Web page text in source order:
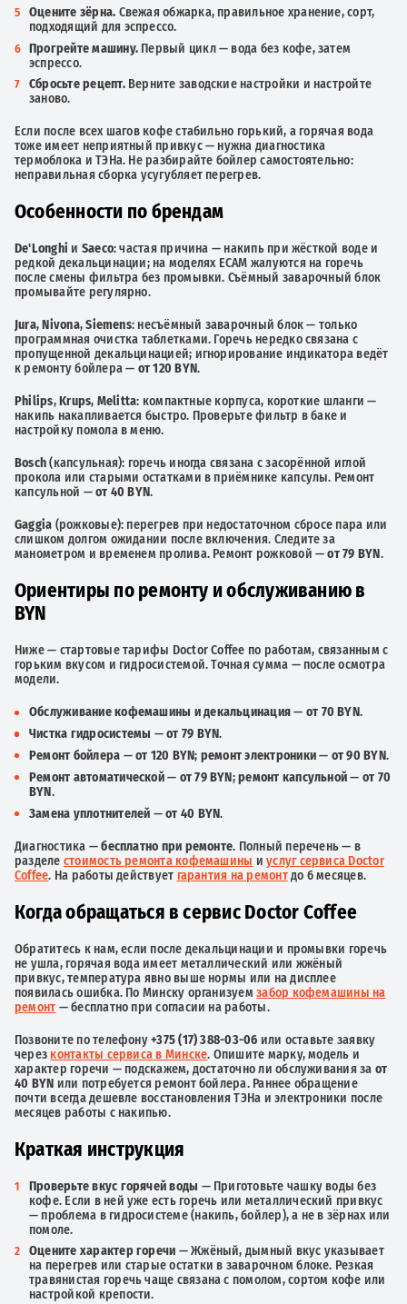
Оцените зёрна. Свежая обжарка, правильное хранение, сорт,
подходящий для эспрессо.
Прогрейте машину.Первый цикл — вода без кофе, затем
эспрессо.
Сбросьте рецепт.Верните заводские настройки и настройте
заново.
Если после всех шагов кофе стабильно горький, а горячая вода
тоже имеет неприятный привкус — нужна диагностика
термоблока и ТЭНа. Не разбирайте бойлер самостоятельно:
неправильная сборка усугубляет перегрев.
Особенности по брендам
De'Longhi и Saeco: частая причина — накипь при жёсткой воде и
редкой декальцинации; на моделях ECAM жалуются на горечь
после смены фильтра без промывки. Съёмный заварочный блок
промывайте регулярно.
Jura,Nivona,Siemens: несъёмный заварочный блок — только
программная очистка таблетками. Горечь нередко связана с
пропущенной декальцинацией; игнорирование индикатора ведёт
к ремонту бойлера — от 120 BYN.
Philips,Krups, Melitta: компактные корпуса, короткие шланги —
накипь накапливается быстро. Проверьте фильтр в баке и
настройку помола в меню.
Bosch(капсульная): горечь иногда связана с засорённой иглой
прокола или старыми остатками в приёмнике капсулы. Ремонт
капсульной —от 40 BYN.
Gaggia (рожковые): перегрев при недостаточном сбросе пара или
слишком долгом ожидании после включения. Следите за
манометром и временем пролива. Ремонт рожковой —от 79 BYN.
Ориентиры по ремонту и обслуживанию в
BYN
Ниже — стартовые тарифы Doctor Coffee по работам, связанным с
горьким вкусом и гидросистемой. Точная сумма — после осмотра
модели.
Обслуживание кофемашины и декальцинация— от 70 BYN.
Чистка гидросистемы —от 79 BYN.
Ремонт бойлера —от 120 BYN; ремонт электроники— от 90 BYN.
Ремонт автоматической— от 79 BYN;ремонт капсульной— от 70
BYN.
Замена уплотнителей —от 40 BYN.
Диагностика —бесплатно при ремонте. Полный перечень — в
разделе стоимость ремонта кофемашины иуслуг сервиса Doctor
Coffee. На работы действует гарантия на ремонтдо 6 месяцев.
Когда обращаться в сервис Doctor Coffee
Обратитесь к нам, если после декальцинации и промывки горечь
не ушла, горячая вода имеет металлический или жжёный
привкус, температура явно выше нормы или на дисплее
появилась ошибка. По Минску организуемзабор кофемашины на
ремонт — бесплатно при согласии на работы.
Позвоните по телефону+375 (17) 388-03-06 или оставьте заявку
через контакты сервиса в Минске. Опишите марку, модель и
характер горечи — подскажем, достаточно ли обслуживания за от
40 BYN или потребуется ремонт бойлера. Раннее обращение
почти всегда дешевле восстановления ТЭНа и электроники после
месяцев работы с накипью.
Краткая инструкция
Проверьте вкус горячей воды — Приготовьте чашку воды без
кофе. Если в ней уже есть горечь или металлический привкус
— проблема в гидросистеме (накипь, бойлер), а не в зёрнах или
помоле.
Оцените характер горечи — Жжёный, дымный вкус указывает
на перегрев или старые остатки в заварочном блоке. Резкая
травянистая горечь чаще связана с помолом, сортом кофе или
настройкой крепости.